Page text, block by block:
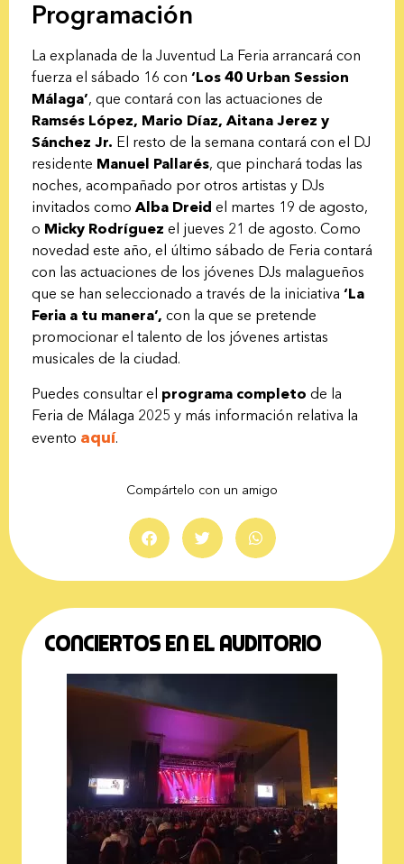
Programación
La explanada de la Juventud La Feria arrancará con
fuerza el sábado 16 con ‘Los 40 Urban Session
Málaga’, que contará con las actuaciones de
Ramsés López, Mario Díaz, Aitana Jerez y
Sánchez Jr. El resto de la semana contará con el DJ
residente Manuel Pallarés, que pinchará todas las
noches, acompañado por otros artistas y DJs
invitados como Alba Dreid el martes 19 de agosto,
o Micky Rodríguez el jueves 21 de agosto. Como
novedad este año, el último sábado de Feria contará
con las actuaciones de los jóvenes DJs malagueños
que se han seleccionado a través de la iniciativa ‘La
Feria a tu manera’, con la que se pretende
promocionar el talento de los jóvenes artistas
musicales de la ciudad.
Puedes consultar el programa completo de la
Feria de Málaga 2025 y más información relativa la
evento aquí.
Compártelo con un amigo
Conciertos en el auditorio